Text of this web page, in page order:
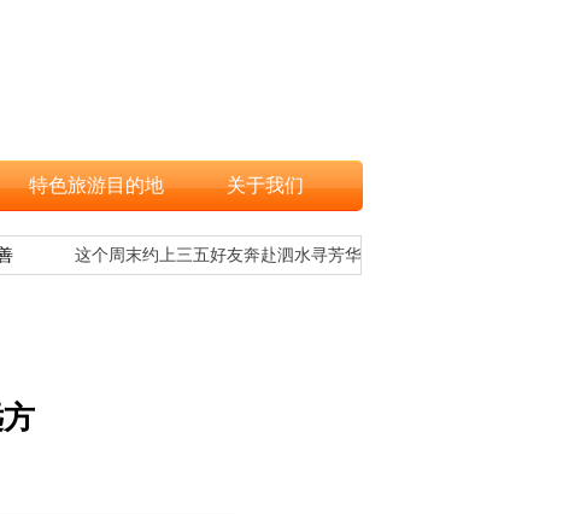
特色旅游目的地 关于我们
这个周末约上三五好友奔赴泗水寻芳华！